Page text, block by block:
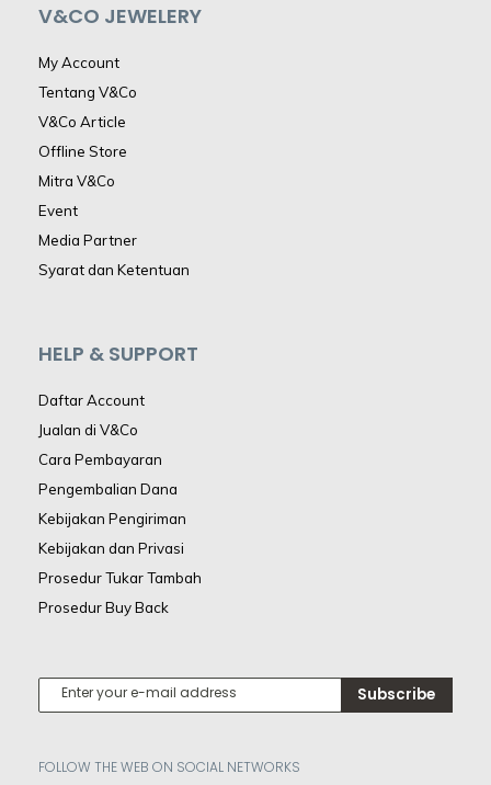
V&CO JEWELERY
My Account
Tentang V&Co
V&Co Article
Offline Store
Mitra V&Co
Event
Media Partner
Syarat dan Ketentuan
HELP & SUPPORT
Daftar Account
Jualan di V&Co
Cara Pembayaran
Pengembalian Dana
Kebijakan Pengiriman
Kebijakan dan Privasi
Prosedur Tukar Tambah
Prosedur Buy Back
Subscribe
FOLLOW THE WEB ON SOCIAL NETWORKS